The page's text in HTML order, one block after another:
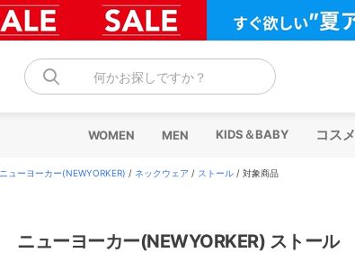
何かお探しですか？
WOMEN MEN KIDS＆BABY コスメ
ニューヨーカー(NEWYORKER) / ネックウェア / ストール / 対象商品
ニューヨーカー(NEWYORKER) ストール